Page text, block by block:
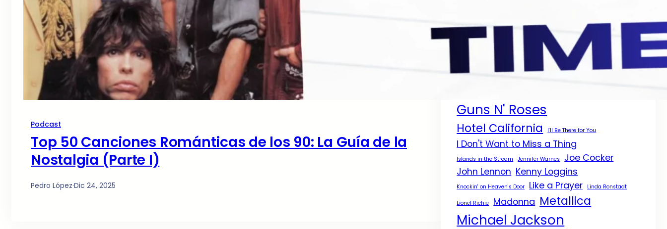
Podcast
Top 50 Canciones Románticas de los 90: La Guía de la
Nostalgia (Parte I)
Pedro López·Dic 24, 2025
Billboard
Bill Medley y Jennifer Warnes
Black Sabbath
Civil War Céline Dion
Guns N' Roses
Hotel California I'll Be There for You
I Don't Want to Miss a Thing
Islands in the Stream Jennifer Warnes
Joe Cocker
John Lennon Kenny Loggins
Knockin' on Heaven's Door Like a Prayer Linda Ronstadt
Lionel Richie Madonna Metallica
Michael Jackson